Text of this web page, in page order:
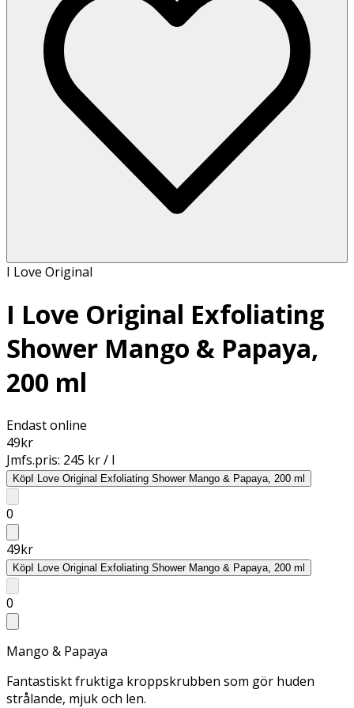
I Love Original
I Love Original Exfoliating
Shower Mango & Papaya,
200 ml
Endast online
49kr
Jmfs.pris: 245 kr / l
KöpI Love Original Exfoliating Shower Mango & Papaya, 200 ml
0
49kr
KöpI Love Original Exfoliating Shower Mango & Papaya, 200 ml
0
Mango & Papaya
Fantastiskt fruktiga kroppskrubben som gör huden
strålande, mjuk och len.